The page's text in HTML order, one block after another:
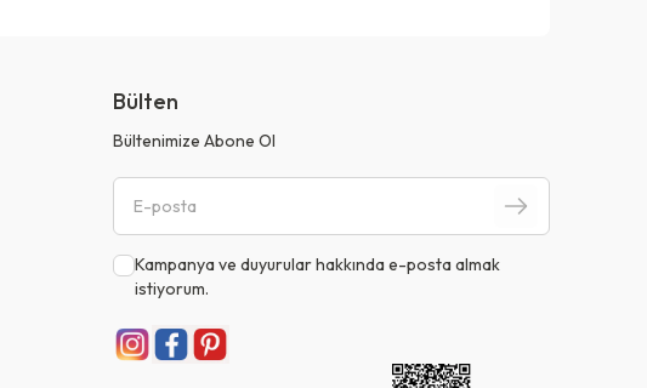
Bülten
Bültenimize Abone Ol
Kampanya ve duyurular hakkında e-posta almak
istiyorum.